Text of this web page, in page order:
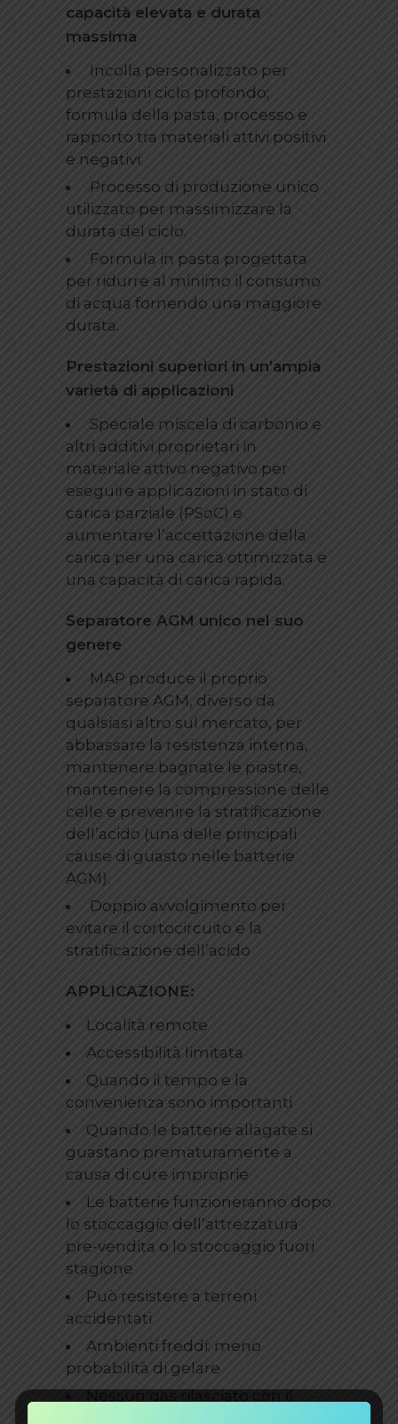
capacità elevata e durata
massima
Incolla personalizzato per
prestazioni ciclo profondo;
formula della pasta, processo e
rapporto tra materiali attivi positivi
e negativi.
Processo di produzione unico
utilizzato per massimizzare la
durata del ciclo.
Formula in pasta progettata
per ridurre al minimo il consumo
di acqua fornendo una maggiore
durata.
Prestazioni superiori in un’ampia
varietà di applicazioni
Speciale miscela di carbonio e
altri additivi proprietari in
materiale attivo negativo per
eseguire applicazioni in stato di
carica parziale (PSoC) e
aumentare l’accettazione della
carica per una carica ottimizzata e
una capacità di carica rapida.
Separatore AGM unico nel suo
genere
MAP produce il proprio
separatore AGM, diverso da
qualsiasi altro sul mercato, per
abbassare la resistenza interna,
mantenere bagnate le piastre,
mantenere la compressione delle
celle e prevenire la stratificazione
dell’acido (una delle principali
cause di guasto nelle batterie
AGM).
Doppio avvolgimento per
evitare il cortocircuito e la
stratificazione dell’acido
APPLICAZIONE:
Località remote
Accessibilità limitata
Quando il tempo e la
convenienza sono importanti
Quando le batterie allagate si
guastano prematuramente a
causa di cure improprie
Le batterie funzioneranno dopo
lo stoccaggio dell’attrezzatura
pre-vendita o lo stoccaggio fuori
stagione
Può resistere a terreni
accidentati
Ambienti freddi: meno
probabilità di gelare